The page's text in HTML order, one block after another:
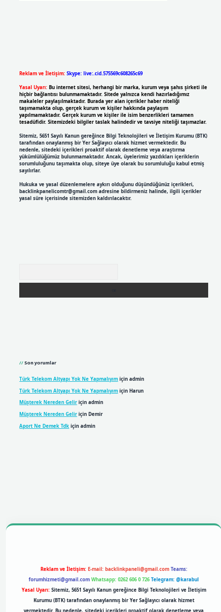
Reklam ve İletişim: Skype: live:.cid.575569c608265c69
Yasal Uyarı: Bu internet sitesi, herhangi bir marka, kurum veya şahıs şirketi ile
hiçbir bağlantısı bulunmamaktadır. Sitede yalnızca kendi hazırladığımız
makaleler paylaşılmaktadır. Burada yer alan içerikler haber niteliği
taşımamakta olup, gerçek kurum ve kişiler hakkında paylaşım
yapılmamaktadır. Gerçek kurum ve kişiler ile isim benzerlikleri tamamen
tesadüfidir. Sitemizdeki bilgiler taslak halindedir ve tavsiye niteliği taşımazlar.
Sitemiz, 5651 Sayılı Kanun gereğince Bilgi Teknolojileri ve İletişim Kurumu (BTK)
tarafından onaylanmış bir Yer Sağlayıcı olarak hizmet vermektedir. Bu
nedenle, sitedeki içerikleri proaktif olarak denetleme veya araştırma
yükümlülüğümüz bulunmamaktadır. Ancak, üyelerimiz yazdıkları içeriklerin
sorumluluğunu taşımakta olup, siteye üye olarak bu sorumluluğu kabul etmiş
sayılırlar.
Hukuka ve yasal düzenlemelere aykırı olduğunu düşündüğünüz içerikleri,
backlinkpanelicomtr@gmail.com adresine bildirmeniz halinde, ilgili içerikler
yasal süre içerisinde sitemizden kaldırılacaktır.
Son yorumlar
Türk Telekom Altyapı Yok Ne Yapmalıyım içinadmin
Türk Telekom Altyapı Yok Ne Yapmalıyım içinHarun
Müşterek Nereden Geliriçinadmin
Müşterek Nereden GeliriçinDemir
Aport Ne Demek Tdk içinadmin
Reklam ve İletişim: E-mail: backlinkpaneli@gmail.com Teams:
forumhizmeti@gmail.com Whatsapp: 0262 606 0 726 Telegram: @karabul
Yasal Uyarı: Sitemiz, 5651 Sayılı Kanun gereğince Bilgi Teknolojileri ve İletişim
Kurumu (BTK) tarafından onaylanmış bir Yer Sağlayıcı olarak hizmet